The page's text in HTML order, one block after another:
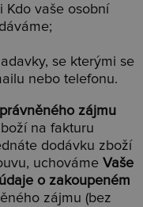
Kdo vaše osobní
se kterými se
nebo telefonu.
zájmu
na fakturu
dodávku zboží
uchováme Vaše
o zakoupeném
zájmu (bez